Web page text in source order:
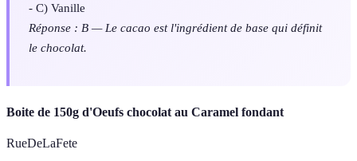
- C) Vanille
Réponse : B — Le cacao est l'ingrédient de base qui définit
le chocolat.
Boite de 150g d'Oeufs chocolat au Caramel fondant
RueDeLaFete